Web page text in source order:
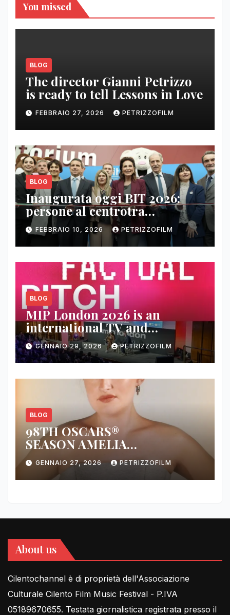
You missed
BLOG
The director Gianni Petrizzo
is ready to tell Lessons in Love
FEBBRAIO 27, 2026 PETRIZZOFILM
BLOG
Inaugurata oggi BIT 2026:
persone al centrotra
contenuti, relazioni e business
FEBBRAIO 10, 2026 PETRIZZOFILM
BLOG
MIP London 2026 is an
international TV and
streaming content market
GENNAIO 29, 2026 PETRIZZOFILM
BLOG
98TH OSCARS®
SEASON AMELIA
DIMOLDENBERG RETURNS
FOR THIRD YEAR
GENNAIO 27, 2026 PETRIZZOFILM
About us
Cilentochannel è di proprietà dell'Associazione
Culturale Cilento Film Music Festival - P.IVA
05189670655. Testata giornalistica registrata presso il